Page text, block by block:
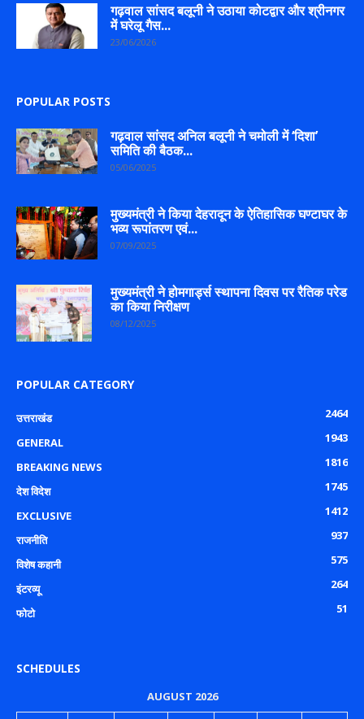
गढ़वाल सांसद बलूनी ने उठाया कोटद्वार और श्रीनगर
में घरेलू गैस...
23/06/2026
POPULAR POSTS
गढ़वाल सांसद अनिल बलूनी ने चमोली में ‘दिशा’
समिति की बैठक...
05/06/2025
मुख्यमंत्री ने किया देहरादून के ऐतिहासिक घण्टाघर के
भव्य रूपांतरण एवं...
07/09/2025
मुख्यमंत्री ने होमगार्ड्स स्थापना दिवस पर रैतिक परेड
का किया निरीक्षण
08/12/2025
POPULAR CATEGORY
उत्तराखंड
2464
GENERAL
1943
BREAKING NEWS
1816
देश विदेश
1745
EXCLUSIVE
1412
राजनीति
937
विशेष कहानी
575
इंटरव्यू
264
फोटो
51
SCHEDULES
AUGUST 2026